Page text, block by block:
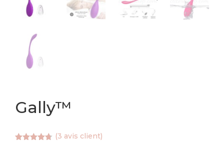
Gally™
(3 avis client)